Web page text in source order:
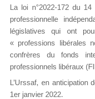
La loi n°2022-172 du
professionnelle
législatives qui ont
« professions libérales
confrères du fonds
professionnels libéraux
L’Urssaf, en anticipation
1er janvier 2022.